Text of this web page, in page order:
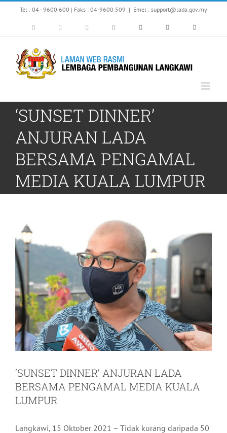
to
Tel : 04 - 9600 600 | Faks : 04-9600 509 | Emel : support@lada.gov.my
‘SUNSET DINNER’
ANJURAN LADA
BERSAMA PENGAMAL
MEDIA KUALA LUMPUR
‘SUNSET DINNER’ ANJURAN LADA
BERSAMA PENGAMAL MEDIA KUALA
LUMPUR
Langkawi, 15 Oktober 2021 – Tidak kurang daripada 50